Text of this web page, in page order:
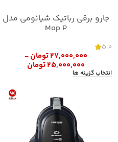
جارو برقی رباتیک شیائومی مدل
Mop P
5.0
۲۷,۰۰۰,۰۰۰تومان –
۲۵,۰۰۰,۰۰۰تومان
انتخاب گزینه ها